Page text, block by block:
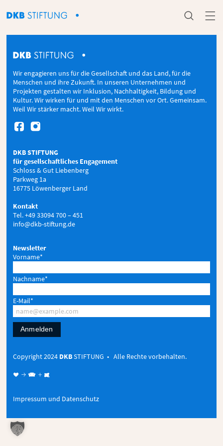
 
Wir engagieren uns für die Gesellschaft und das Land, für die
Menschen und ihre Zukunft. In unseren Unternehmen und
Projekten gestalten wir Inklusion, Nachhaltigkeit, Bildung und
Kultur. Wir wirken für und mit den Menschen vor Ort. Gemeinsam.
Weil Wir stärker macht. Weil Wir wirkt.
 
DKB STIFTUNG
für gesellschaftliches Engagement
Schloss & Gut Liebenberg
Parkweg 1a
16775 Löwenberger Land
Kontakt
Tel. +49 33094 700 – 451
info@dkb-stiftung.de
Newsletter
Vorname*
Nachname*
E-Mail*
Anmelden
Copyright 2024 DKBSTIFTUNG • Alle Rechte vorbehalten.
♥ →  + 
Impressum und Datenschutz